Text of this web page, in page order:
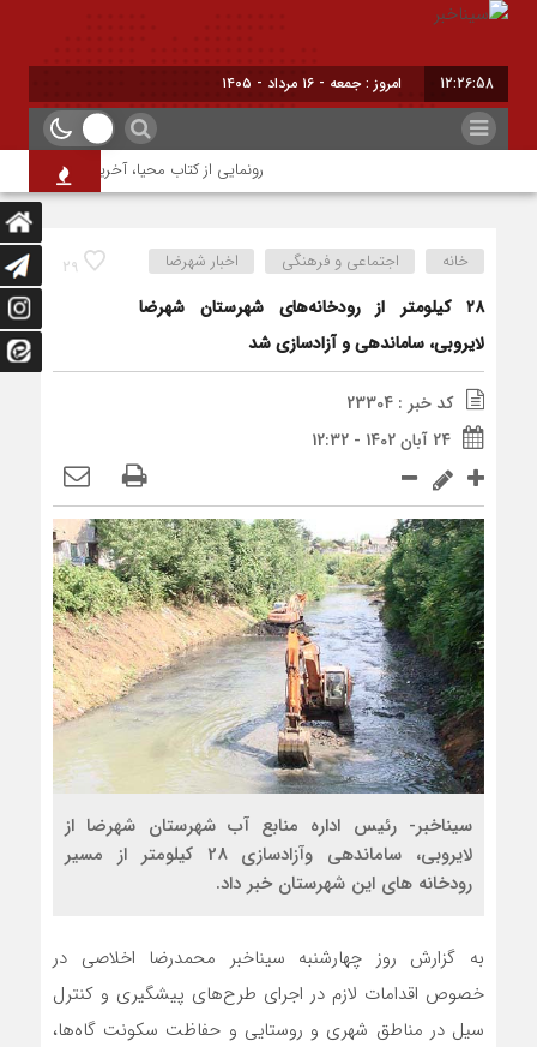
12:26:58 امروز : جمعه - ۱۶ مرداد - ۱۴۰۵
رونمایی از کتاب محیا، آخرین اثر نویسنده
29 خانه اجتماعی و فرهنگی اخبار شهرضا
۲۸ کیلومتر از رودخانه‌های شهرستان شهرضا
لايروبی، ساماندهی و آزادسازی شد
کد خبر : 23304
24 آبان 1402 - 12:32
سیناخبر- رئیس اداره منابع آب شهرستان شهرضا از
لايروبی، ساماندهی وآزادسازی 28 کیلومتر از مسير
رودخانه های این شهرستان خبر داد.
به گزارش روز چهارشنبه سیناخبر محمدرضا اخلاصی در
خصوص اقدامات لازم در اجرای طرح‌های پیشگیری و كنترل
سیل در مناطق شهری و روستایی و حفاظت سكونت گاه‌ها،